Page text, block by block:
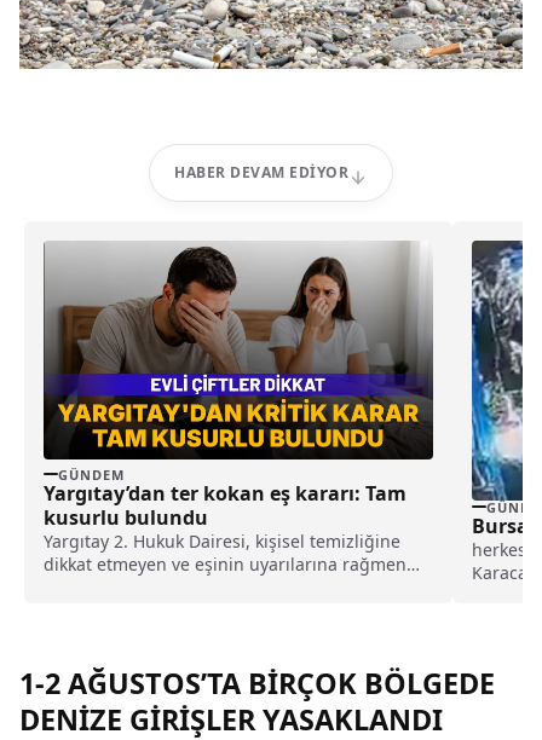
HABER DEVAM EDIYOR
GÜNDEM
Yargıtay’dan ter kokan eş kararı: Tam
kusurlu bulundu
Yargıtay 2. Hukuk Dairesi, kişisel temizliğine
dikkat etmeyen ve eşinin uyarılarına rağmen
Bursa
1-2 AĞUSTOS’TA BİRÇOK BÖLGEDE
DENİZE GİRİŞLER YASAKLANDI